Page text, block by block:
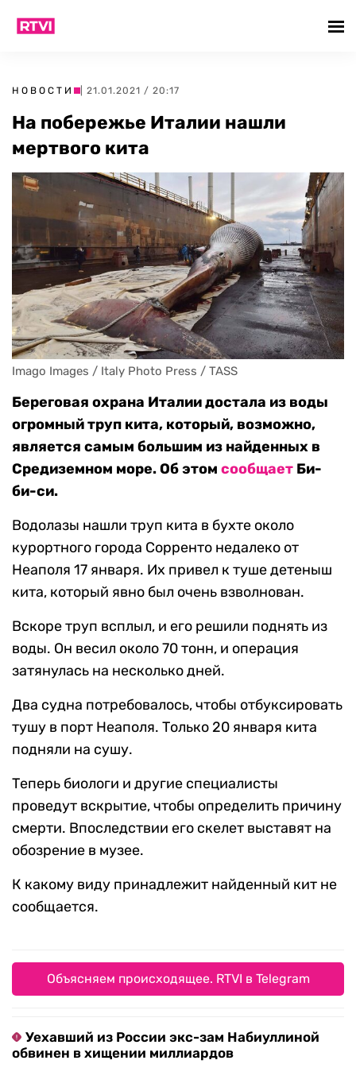
НОВОСТИ | 21.01.2021 / 20:17
На побережье Италии нашли
мертвого кита
Imago Images / Italy Photo Press / TASS
Береговая охрана Италии достала из воды
огромный труп кита, который, возможно,
является самым большим из найденных в
Средиземном море. Об этом сообщает Би-
би-си.
Водолазы нашли труп кита в бухте около
курортного города Сорренто недалеко от
Неаполя 17 января. Их привел к туше детеныш
кита, который явно был очень взволнован.
Вскоре труп всплыл, и его решили поднять из
воды. Он весил около 70 тонн, и операция
затянулась на несколько дней.
Два судна потребовалось, чтобы отбуксировать
тушу в порт Неаполя. Только 20 января кита
подняли на сушу.
Теперь биологи и другие специалисты
проведут вскрытие, чтобы определить причину
смерти. Впоследствии его скелет выставят на
обозрение в музее.
К какому виду принадлежит найденный кит не
сообщается.
Объясняем происходящее. RTVI в Telegram
Уехавший из России экс-зам Набиуллиной
обвинен в хищении миллиардов